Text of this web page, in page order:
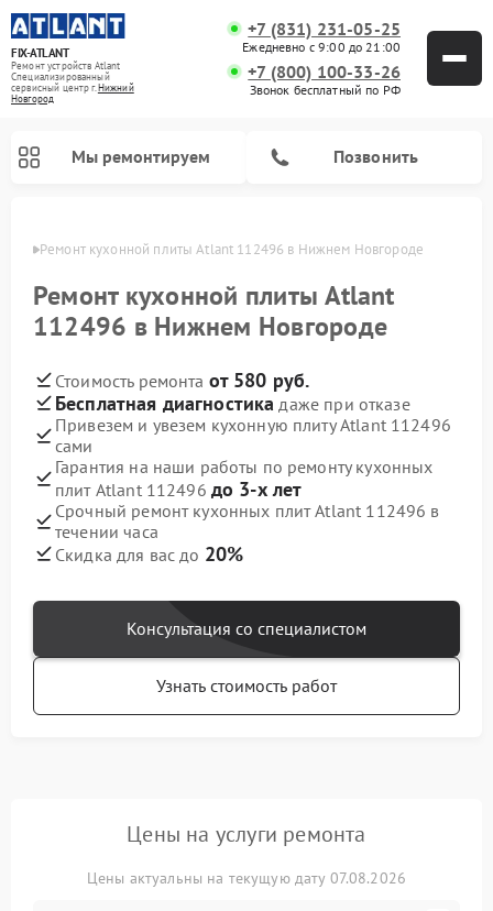
FIX-ATLANT
Ремонт устройств Atlant
Специализированный
cервисный центр г.Нижний
Новгород
+7 (831) 231-05-25
Ежедневно с 9:00 до 21:00
+7 (800) 100-33-26
Звонок бесплатный по РФ
Мы ремонтируем Позвонить
Ремонт кухонной плиты Atlant 112496 в Нижнем Новгороде
Ремонт кухонной плиты Atlant
112496 в Нижнем Новгороде
Стоимость ремонта от 580 руб.
Бесплатная диагностика даже при отказе
Привезем и увезем кухонную плиту Atlant 112496
сами
Гарантия на наши работы по ремонту кухонных
плит Atlant 112496 до 3-х лет
Срочный ремонт кухонных плит Atlant 112496 в
течении часа
Скидка для вас до 20%
Консультация со специалистом
Узнать стоимость работ
Цены на услуги ремонта
Цены актуальны на текущую дату 07.08.2026